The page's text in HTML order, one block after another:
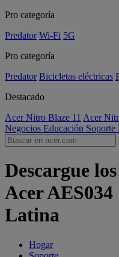
Pro categoría
Predator Wi-Fi 5G
Pro categoría
Predator Bicicletas eléctricas
Destacado
Acer Nitro Blaze 11 Acer
Negocios Educación Soporte
Descargue
Acer
Latina
Hogar